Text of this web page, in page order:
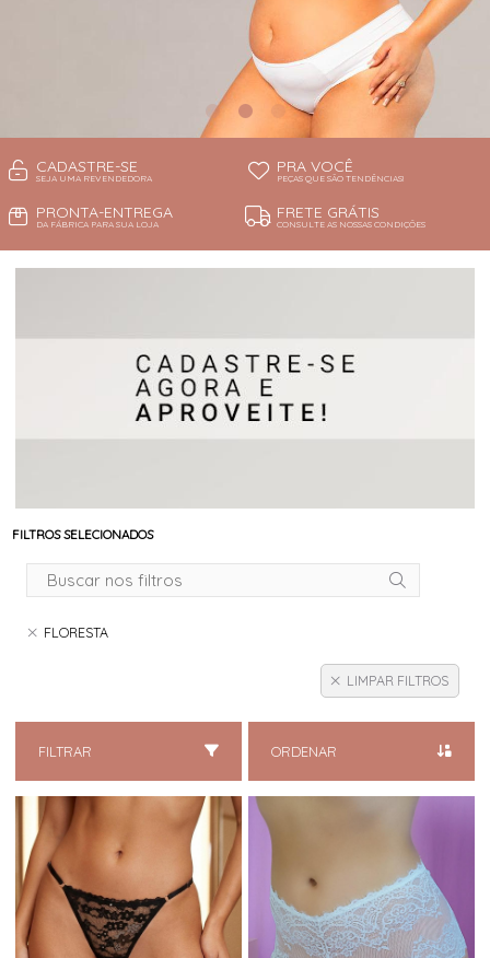
CADASTRE-SE
SEJA UMA REVENDEDORA
PRA VOCÊ
PEÇAS QUE SÃO TENDÊNCIAS!
PRONTA-ENTREGA
DA FÁBRICA PARA SUA LOJA
FRETE GRÁTIS
CONSULTE AS NOSSAS CONDIÇÕES
FILTROS SELECIONADOS
FLORESTA
LIMPAR FILTROS
FILTRAR ORDENAR